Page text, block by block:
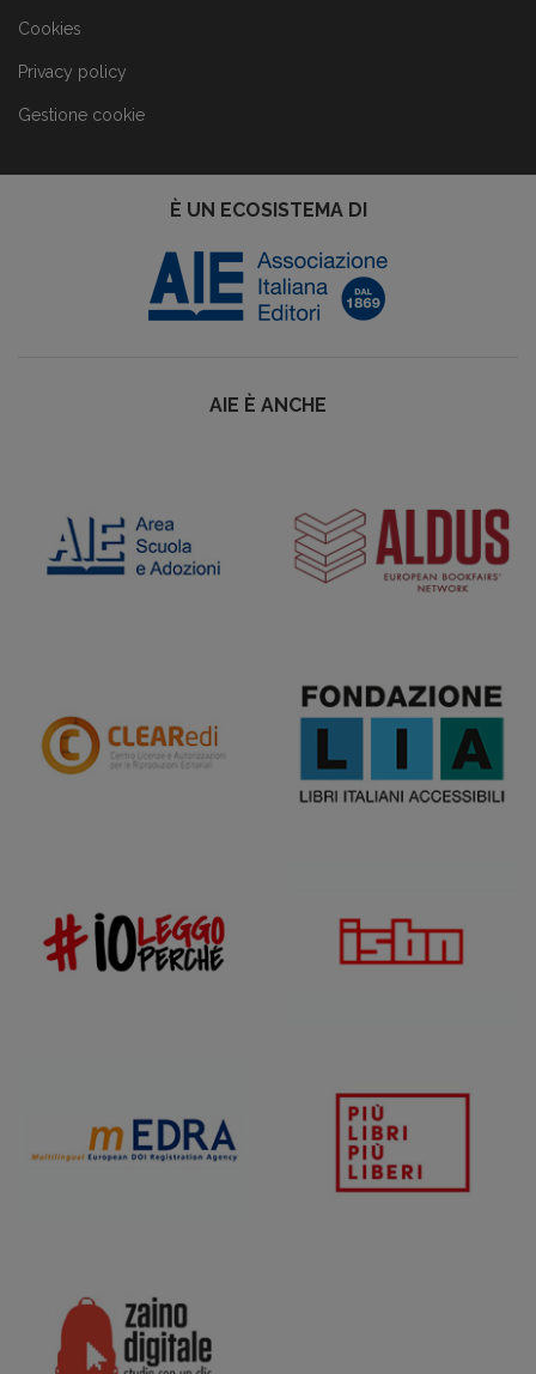
Cookies
Privacy policy
Gestione cookie
È UN ECOSISTEMA DI
AIE È ANCHE